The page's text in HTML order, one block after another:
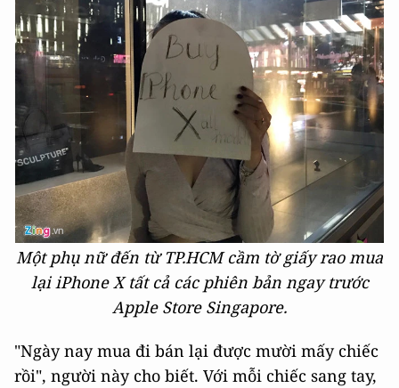
Một phụ nữ đến từ TP.HCM cầm tờ giấy rao mua
lại iPhone X tất cả các phiên bản ngay trước
Apple Store Singapore.
"Ngày nay mua đi bán lại được mười mấy chiếc
rồi", người này cho biết. Với mỗi chiếc sang tay,